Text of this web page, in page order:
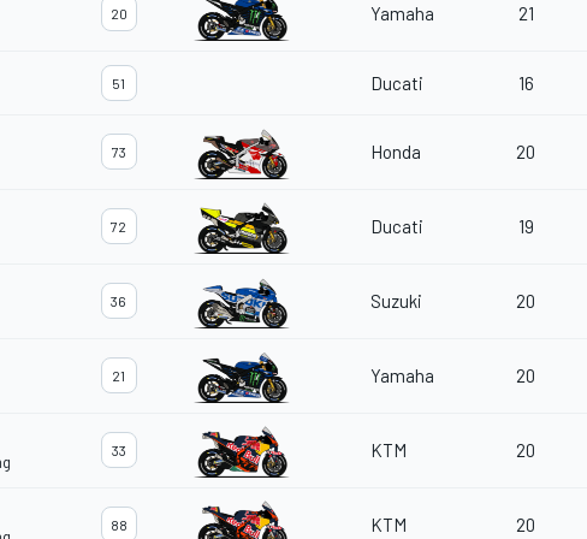
20 Yamaha 21
51 Ducati 16
73 Honda 20
72 Ducati 19
36 Suzuki 20
21 Yamaha 20
33 KTM 20
88 KTM 20